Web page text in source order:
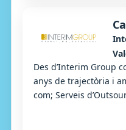
Des d’Interim Group
anys de trajectòria i
com; Serveis